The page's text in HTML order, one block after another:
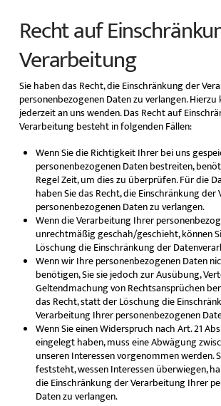
Recht auf
Verarbeitung
Sie haben das Recht, die Einschränkung der
personenbezogenen Daten zu verlangen. Hierzu
jederzeit an uns wenden. Das Recht auf
Verarbeitung besteht in folgenden Fällen:
Wenn Sie die Richtigkeit Ihrer bei uns
personenbezogenen Daten bestreiten,
Regel Zeit, um dies zu überprüfen. Für die
haben Sie das Recht, die Einschränkung
personenbezogenen Daten zu verlangen.
Wenn die Verarbeitung Ihrer
unrechtmäßig geschah/geschieht, können
Löschung die Einschränkung der
Wenn wir Ihre personenbezogenen Daten
benötigen, Sie sie jedoch zur Ausübung,
Geltendmachung von Rechtsansprüchen
das Recht, statt der Löschung die
Verarbeitung Ihrer personenbezogenen
Wenn Sie einen Widerspruch nach Art. 21
eingelegt haben, muss eine Abwägung
unseren Interessen vorgenommen werden.
feststeht, wessen Interessen überwiegen,
die Einschränkung der Verarbeitung Ihrer
Daten zu verlangen.